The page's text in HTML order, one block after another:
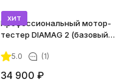
хит
Профессиональный мотор-
тестер DIAMAG 2 (базовый
5.0 (1)
34 900 ₽